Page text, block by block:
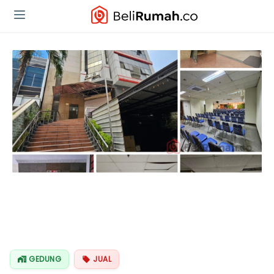
GEDUNG JUAL